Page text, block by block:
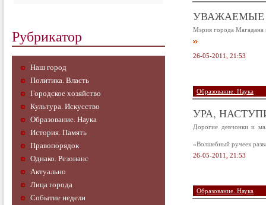
Рубрикатор
Наш город
Политика. Власть
Городское хозяйство
Культура. Искусство
Образование. Наука
История. Память
Правопорядок
Однако. Резонанс
Актуально
Лица города
Событие недели
Мэрия города Магадана
26-05-2011, 21:53
Образование. Наука
УРА,
Дорогие девчонки и
«Волшебный ручеек
26-05-2011, 21:53
Образование. Наука